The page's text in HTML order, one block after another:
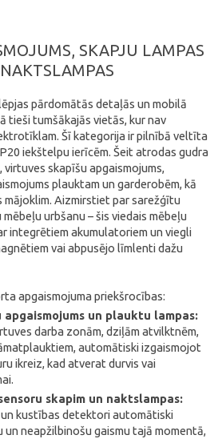
SKAPJU LAMPAS
pārdomātās detaļās un mobilā
tieši tumšākajās vietās, kur nav
Šī kategorija ir pilnībā veltīta
iekštelpu ierīcēm. Šeit atrodas gudra
virtuves skapīšu apgaismojums,
plauktam un garderobēm, kā
mājoklim. Aizmirstiet par sarežģītu
urbšanu – šis viedais mēbeļu
integrētiem akumulatoriem un viegli
vai abpusējo līmlenti dažu
apgaismojuma priekšrocības:
un plauktu lampas:
darba zonām, dziļām atvilktnēm,
automātiski izgaismojot
ikreiz, kad atverat durvis vai
skapim un naktslampas:
kustības detektori automātiski
un neapžilbinošu gaismu tajā momentā,